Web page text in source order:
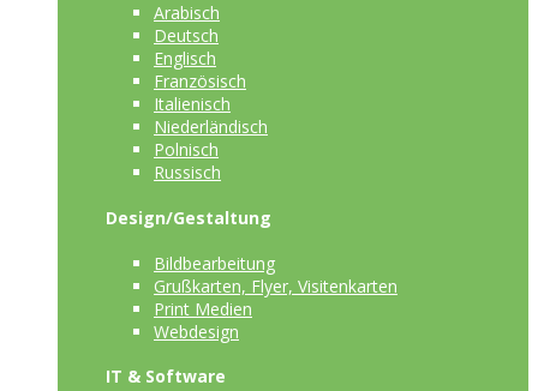
Arabisch
Deutsch
Englisch
Französisch
Italienisch
Niederländisch
Polnisch
Russisch
Design/Gestaltung
Bildbearbeitung
Grußkarten, Flyer, Visitenkarten
Print Medien
Webdesign
IT & Software